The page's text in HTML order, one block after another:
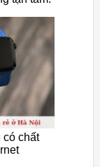
có chất